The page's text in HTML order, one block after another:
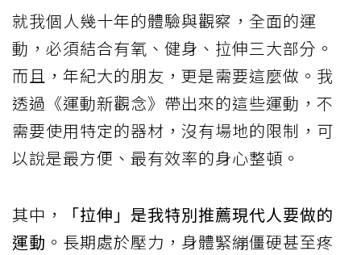
就我個人幾十年的體驗與觀察，全面的運
動，必須結合有氧、健身、拉伸三大部分。
而且，年紀大的朋友，更是需要這麼做。我
透過《運動新觀念》帶出來的這些運動，不
需要使用特定的器材，沒有場地的限制，可
以說是最方便、最有效率的身心整頓。
其中，
「拉伸」是我特別推薦現代人要做的
運動 。長期處於壓力，身體緊繃僵硬甚至疼